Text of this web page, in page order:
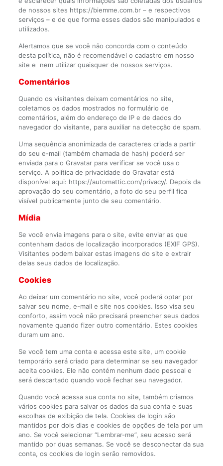
de nossos sites https://biemme.com.br – e respectivos
serviços – e de que forma esses dados são manipulados e
utilizados.
Alertamos que se você não concorda com o conteúdo
desta política, não é recomendável o cadastro em nosso
site e nem utilizar quaisquer de nossos serviços.
Comentários
Quando os visitantes deixam comentários no site,
coletamos os dados mostrados no formulário de
comentários, além do endereço de IP e de dados do
navegador do visitante, para auxiliar na detecção de spam.
Uma sequência anonimizada de caracteres criada a partir
do seu e-mail (também chamada de hash) poderá ser
enviada para o Gravatar para verificar se você usa o
serviço. A política de privacidade do Gravatar está
disponível aqui: https://automattic.com/privacy/. Depois da
aprovação do seu comentário, a foto do seu perfil fica
visível publicamente junto de seu comentário.
Mídia
Se você envia imagens para o site, evite enviar as que
contenham dados de localização incorporados (EXIF GPS).
Visitantes podem baixar estas imagens do site e extrair
delas seus dados de localização.
Cookies
Ao deixar um comentário no site, você poderá optar por
salvar seu nome, e-mail e site nos cookies. Isso visa seu
conforto, assim você não precisará preencher seus dados
novamente quando fizer outro comentário. Estes cookies
duram um ano.
Se você tem uma conta e acessa este site, um cookie
temporário será criado para determinar se seu navegador
aceita cookies. Ele não contém nenhum dado pessoal e
será descartado quando você fechar seu navegador.
Quando você acessa sua conta no site, também criamos
vários cookies para salvar os dados da sua conta e suas
escolhas de exibição de tela. Cookies de login são
mantidos por dois dias e cookies de opções de tela por um
ano. Se você selecionar “Lembrar-me”, seu acesso será
mantido por duas semanas. Se você se desconectar da sua
conta, os cookies de login serão removidos.